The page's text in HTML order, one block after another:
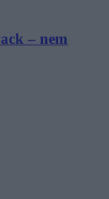
– nem